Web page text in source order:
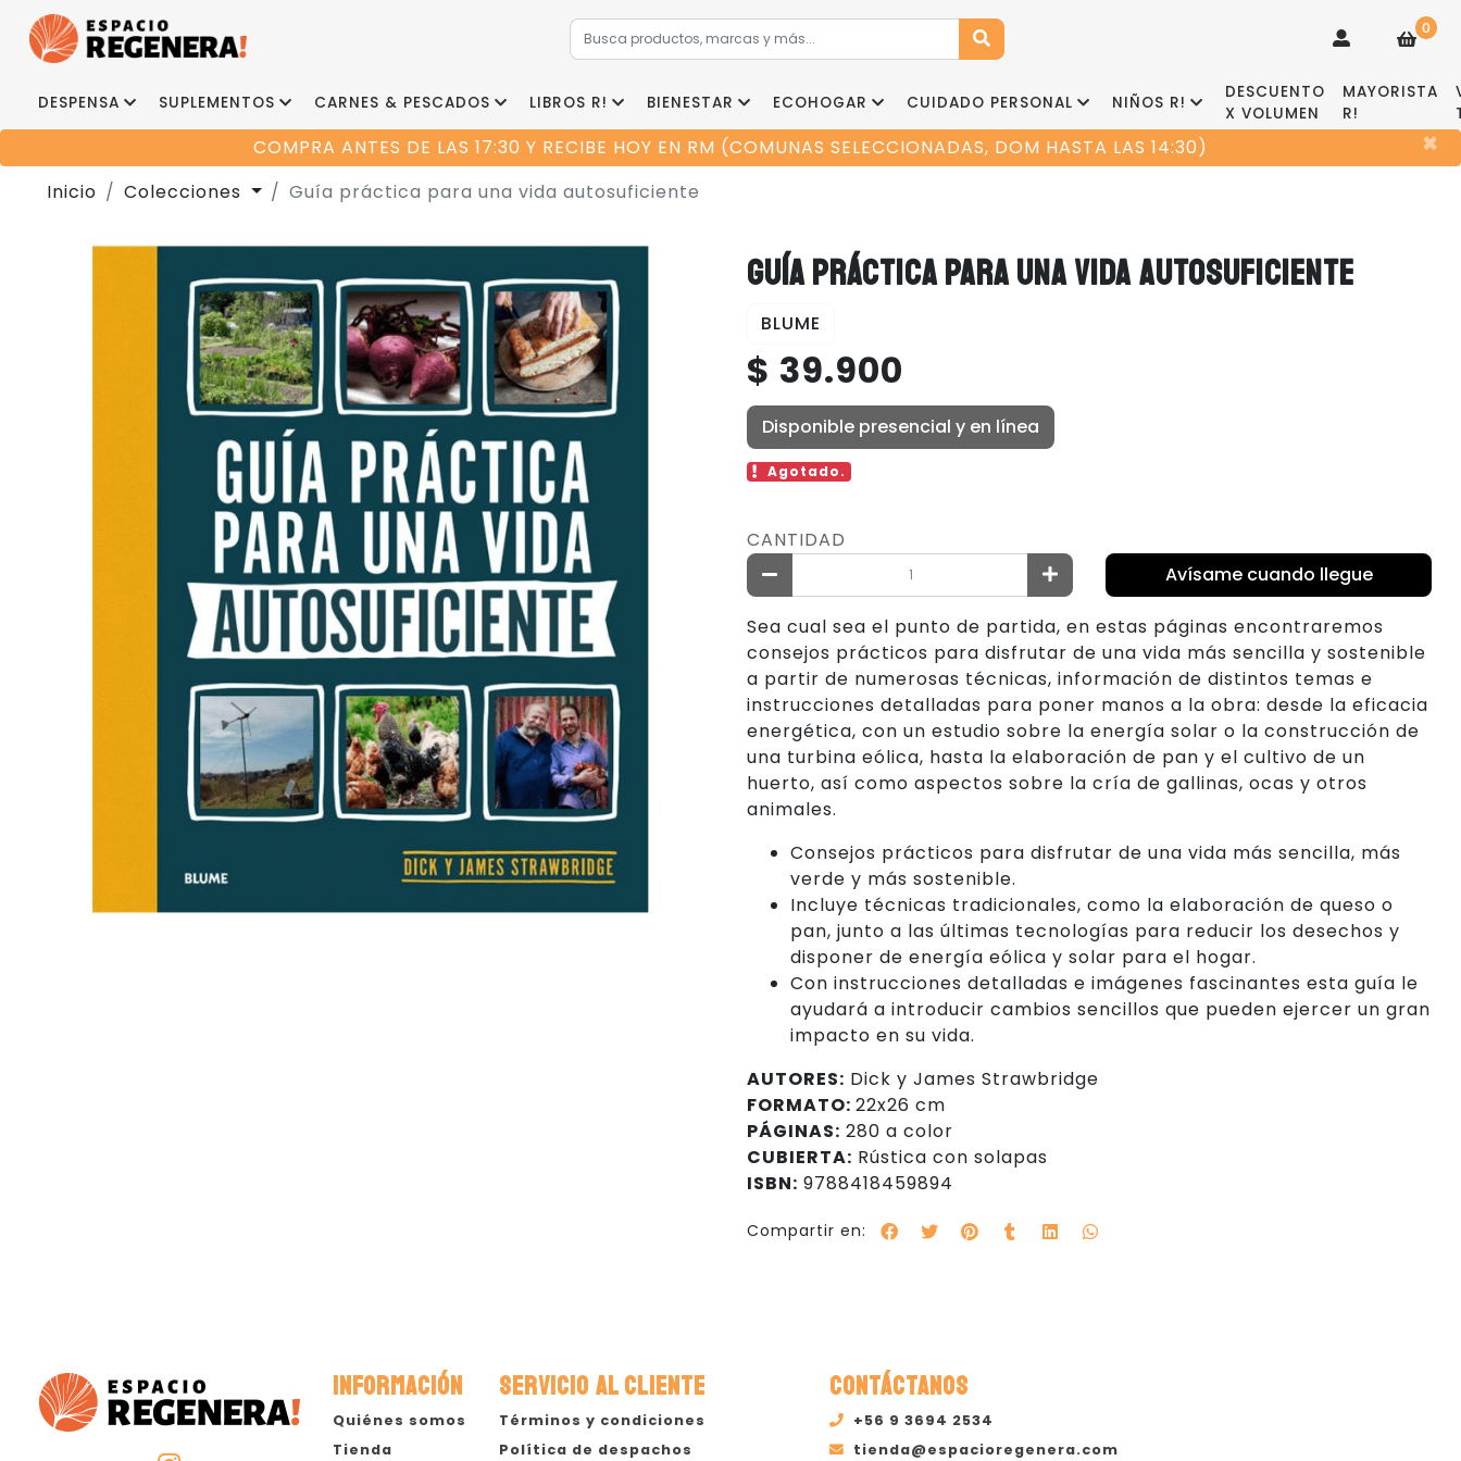
0
DESPENSA SUPLEMENTOS CARNES & PESCADOS LIBROS R! BIENESTAR ECOHOGAR CUIDADO PERSONAL NIÑOS R!
DESCUENTO
X VOLUMEN
MAYORISTA
R!
COMPRA ANTES DE LAS 17:30 Y RECIBE HOY EN RM (COMUNAS SELECCIONADAS, DOM HASTA LAS 14:30) ×
Inicio Colecciones Guía práctica para una vida autosuficiente
GUÍA PRÁCTICA PARA UNA VIDA AUTOSUFICIENTE
BLUME
$ 39.900
Disponible presencial y en línea
Agotado.
CANTIDAD
Avísame cuando llegue
Sea cual sea el punto de partida, en estas páginas encontraremos
consejos prácticos para disfrutar de una vida más sencilla y sostenible
a partir de numerosas técnicas, información de distintos temas e
instrucciones detalladas para poner manos a la obra: desde la eficacia
energética, con un estudio sobre la energía solar o la construcción de
una turbina eólica, hasta la elaboración de pan y el cultivo de un
huerto, así como aspectos sobre la cría de gallinas, ocas y otros
animales.
Consejos prácticos para disfrutar de una vida más sencilla, más
verde y más sostenible.
Incluye técnicas tradicionales, como la elaboración de queso o
pan, junto a las últimas tecnologías para reducir los desechos y
disponer de energía eólica y solar para el hogar.
Con instrucciones detalladas e imágenes fascinantes esta guía le
ayudará a introducir cambios sencillos que pueden ejercer un gran
impacto en su vida.
AUTORES: Dick y James Strawbridge
FORMATO: 22x26 cm
PÁGINAS: 280 a color
CUBIERTA: Rústica con solapas
ISBN: 9788418459894
Compartir en:
INFORMACIÓN
Quiénes somos
Tienda
SERVICIO AL CLIENTE
Términos y condiciones
Política de despachos
CONTÁCTANOS
+56 9 3694 2534
tienda@espacioregenera.com